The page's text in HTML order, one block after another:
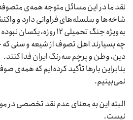
نقد ما در این مسائل متوجه همه‌ی
شاخه‌ها و سلسله‌های فراوانی دارد و
به‌ویژه جنگ تحمیلی ۱۲ روزه، یکسان نبوده است.
چه بسیارند اهل تصوف از شیعه و سنی که
دین، وطن و پرچم سه‌رنگ ایران فدا کنند.
بنابراین بارها تأکید کرده‌ایم که همه‌ی
نمی‌بینیم.
البته این به معنای عدم نقد تخصصی
نیست.